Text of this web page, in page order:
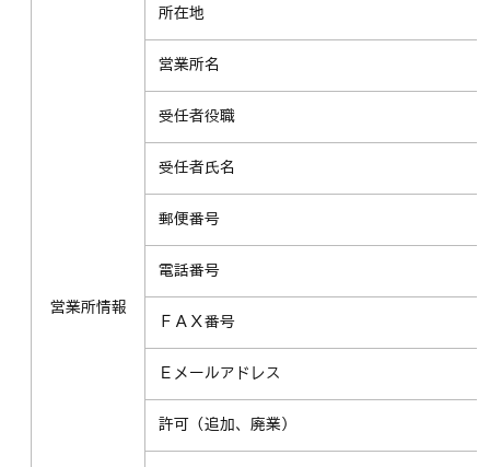
営業所情報
所在地
営業所名
受任者役職
受任者氏名
郵便番号
電話番号
ＦＡＸ番号
Ｅメールアドレス
許可（追加、廃業）